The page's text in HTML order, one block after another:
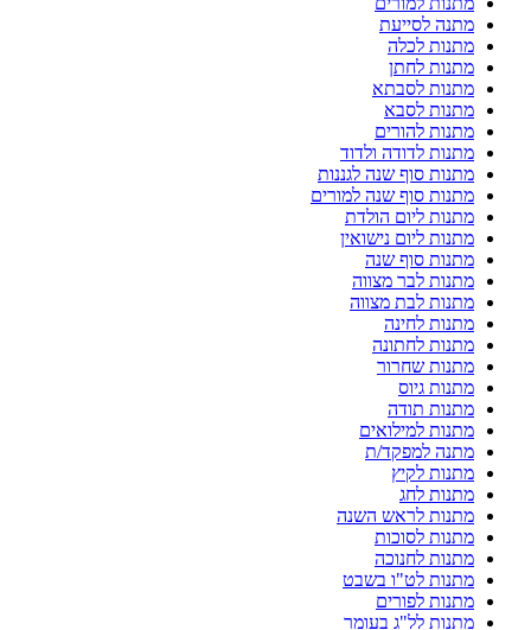
מתנה לסייעת
מתנות לכלה
מתנות לחתן
מתנות לסבתא
מתנות לסבא
מתנות להורים
מתנות לדודה ולדוד
מתנות סוף שנה לגננות
מתנות סוף שנה למורים
מתנות ליום הולדת
מתנות ליום נישואין
מתנות סוף שנה
מתנות לבר מצווה
מתנות לבת מצווה
מתנות לחינה
מתנות לחתונה
מתנות שחרור
מתנות גיוס
מתנות תודה
מתנות למילואים
מתנה למפקד/ת
מתנות לקיץ
מתנות לחג
מתנות לראש השנה
מתנות לסוכות
מתנות לחנוכה
מתנות לט"ו בשבט
מתנות לפורים
מתנות לל"ג בעומר